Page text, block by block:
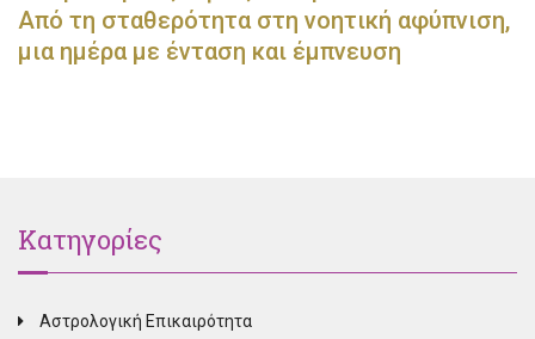
Από τη σταθερότητα στη νοητική αφύπνιση,
μια ημέρα με ένταση και έμπνευση
Κατηγορίες
Αστρολογική Επικαιρότητα